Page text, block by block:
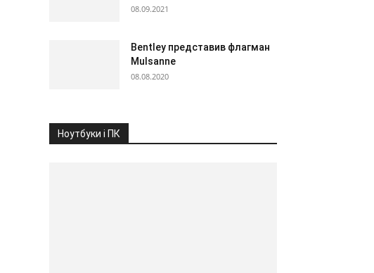
08.09.2021
Bentley представив флагман
Mulsanne
08.08.2020
Ноутбуки і ПК